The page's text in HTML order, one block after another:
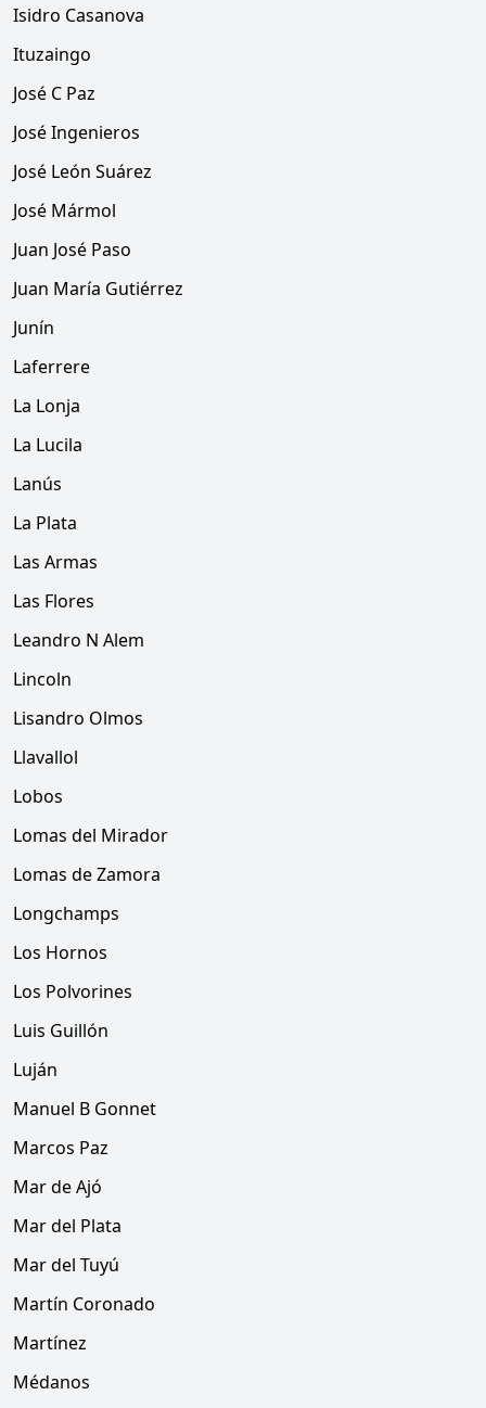
Isidro Casanova
Ituzaingo
José C Paz
José Ingenieros
José León Suárez
José Mármol
Juan José Paso
Juan María Gutiérrez
Junín
Laferrere
La Lonja
La Lucila
Lanús
La Plata
Las Armas
Las Flores
Leandro N Alem
Lincoln
Lisandro Olmos
Llavallol
Lobos
Lomas del Mirador
Lomas de Zamora
Longchamps
Los Hornos
Los Polvorines
Luis Guillón
Luján
Manuel B Gonnet
Marcos Paz
Mar de Ajó
Mar del Plata
Mar del Tuyú
Martín Coronado
Martínez
Médanos